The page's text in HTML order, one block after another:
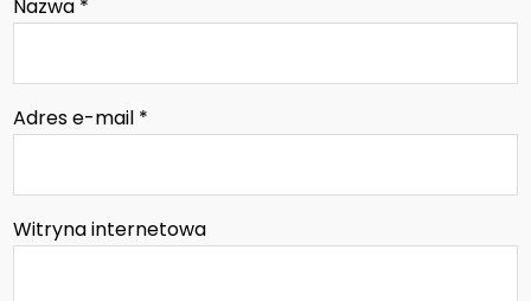
Nazwa *
Adres e-mail *
Witryna internetowa